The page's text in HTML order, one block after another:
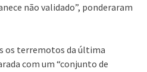
não validado”, ponderaram
os terremotos da última
com um “conjunto de